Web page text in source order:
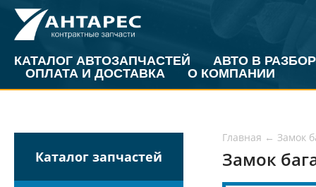
КАТАЛОГ АВТОЗАПЧАСТЕЙ
АВТО В РАЗБОР
ОПЛАТА И ДОСТАВКА
О КОМПАНИИ
Каталог запчастей
Главная ← Замок
Замок